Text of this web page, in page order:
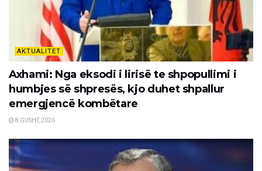
AKTUALITET
Axhami: Nga eksodi i lirisë te shpopullimi i
humbjes së shpresës, kjo duhet shpallur
emergjencë kombëtare
8 GUSHT, 2026